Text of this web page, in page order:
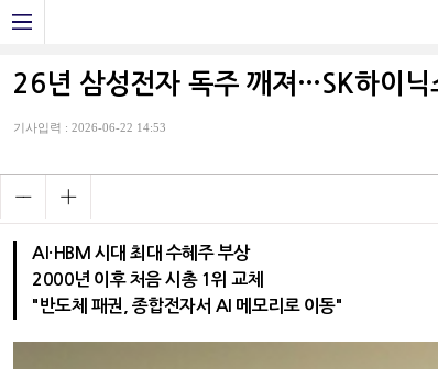
26년 삼성전자 독주 깨져…SK하이
기사입력 : 2026-06-22 14:53
AI·HBM 시대 최대 수혜주 부상
2000년 이후 처음 시총 1위 교체
"반도체 패권, 종합전자서 AI 메모리로 이동"